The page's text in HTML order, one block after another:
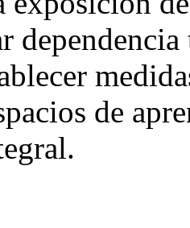
de